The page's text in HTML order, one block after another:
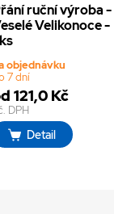
ruční výroba -
Velikonoce -
objednávku
7 dní
121,0 Kč
DPH
Detail